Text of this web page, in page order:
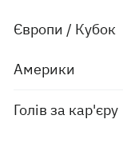
Європи / Кубок
Америки
Голів за кар'єру